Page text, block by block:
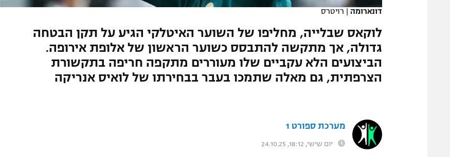
דונארומה | רויטרס
לוקאס שבלייה, מחליפו של השוער האיטלקי הגיע על תקן הבטחה
גדולה, אך מתקשה להתבסס כשוער הראשון של אלופת אירופה.
הביצועים הלא עקביים שלו מעוררים מתקפה חריפה בתקשורת
הצרפתית, גם מאלה שתמכו בעבר בבחירתו של לואיס אנריקה
מערכת ספורט 1
יום שישי, 18:12, 24.10.25